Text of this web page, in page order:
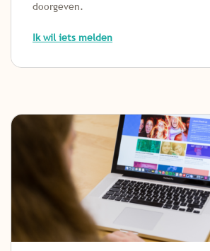
doorgeven.
Ik wil iets melden